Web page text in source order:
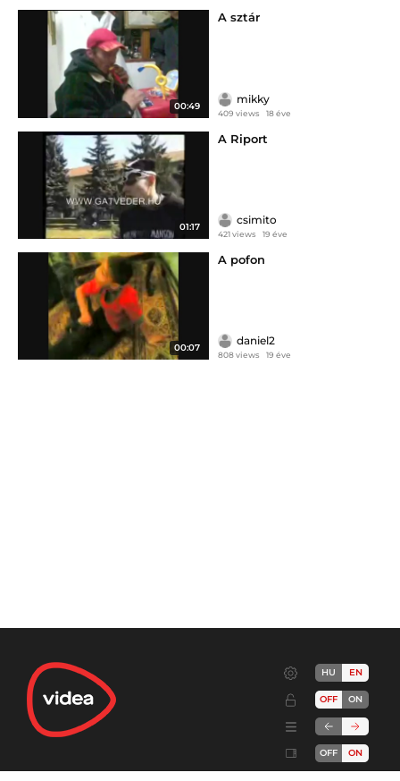
00:49
A sztár
mikky
409 views 18 éve
01:17
A Riport
csimito
421 views 19 éve
00:07
A pofon
daniel2
808 views 19 éve
HU EN
OFF ON
OFF ON